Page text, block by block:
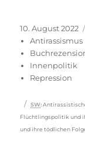
Veröffentlicht
am
10. August 2022
Antirassismus
Innenpolitik
Repression
Schlagwörter
SW:
Flüchtlingspolitik und
und ihre tödlichen